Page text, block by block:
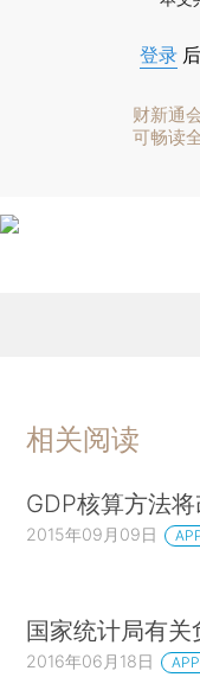
登录
财新通
可畅读
相关阅读
GDP核算方法
2015年09月09日
国家统计局有
2016年06月18日